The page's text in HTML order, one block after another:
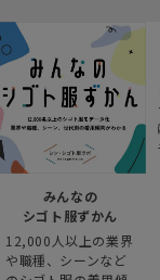
みんなの
シゴト服ずかん
12,000人以上の業界
や職種、シーンなど